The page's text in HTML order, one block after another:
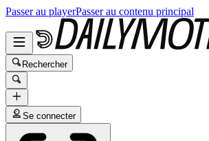
Passer au playerPasser au contenu principal
Rechercher
Se connecter